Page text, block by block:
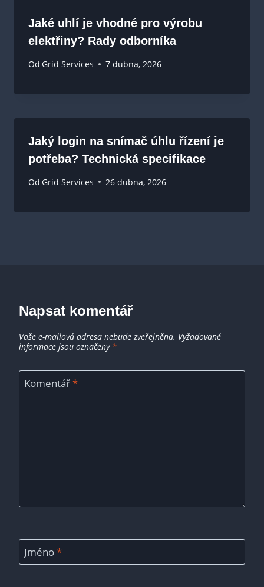
Jaké uhlí je vhodné pro výrobu
elektřiny? Rady odborníka
Od Grid Services 7 dubna, 2026
Jaký login na snímač úhlu řízení je
potřeba? Technická specifikace
Od Grid Services 26 dubna, 2026
Napsat komentář
Vaše e-mailová adresa nebude zveřejněna. Vyžadované
informace jsou označeny *
Komentář*
Jméno*